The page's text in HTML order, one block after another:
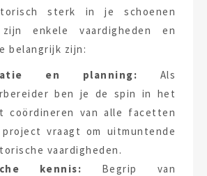
sterk in je schoenen
enkele vaardigheden en
belangrijk zijn:
en planning: Als
ben je de spin in het
coördineren van alle facetten
vraagt om uitmuntende
vaardigheden.
kennis: Begrip van